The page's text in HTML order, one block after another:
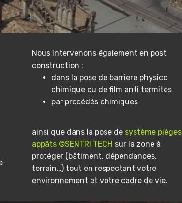
Nous intervenons également en post
construction :
dans la pose de barriere physico
chimique ou de film anti termites
par procédés chimiques
ainsi que dans la pose de système pièges
appâts ©SENTRI TECH sur la zone à
protéger (bâtiment, dépendances,
terrain…) tout en respectant votre
environnement et votre cadre de vie.